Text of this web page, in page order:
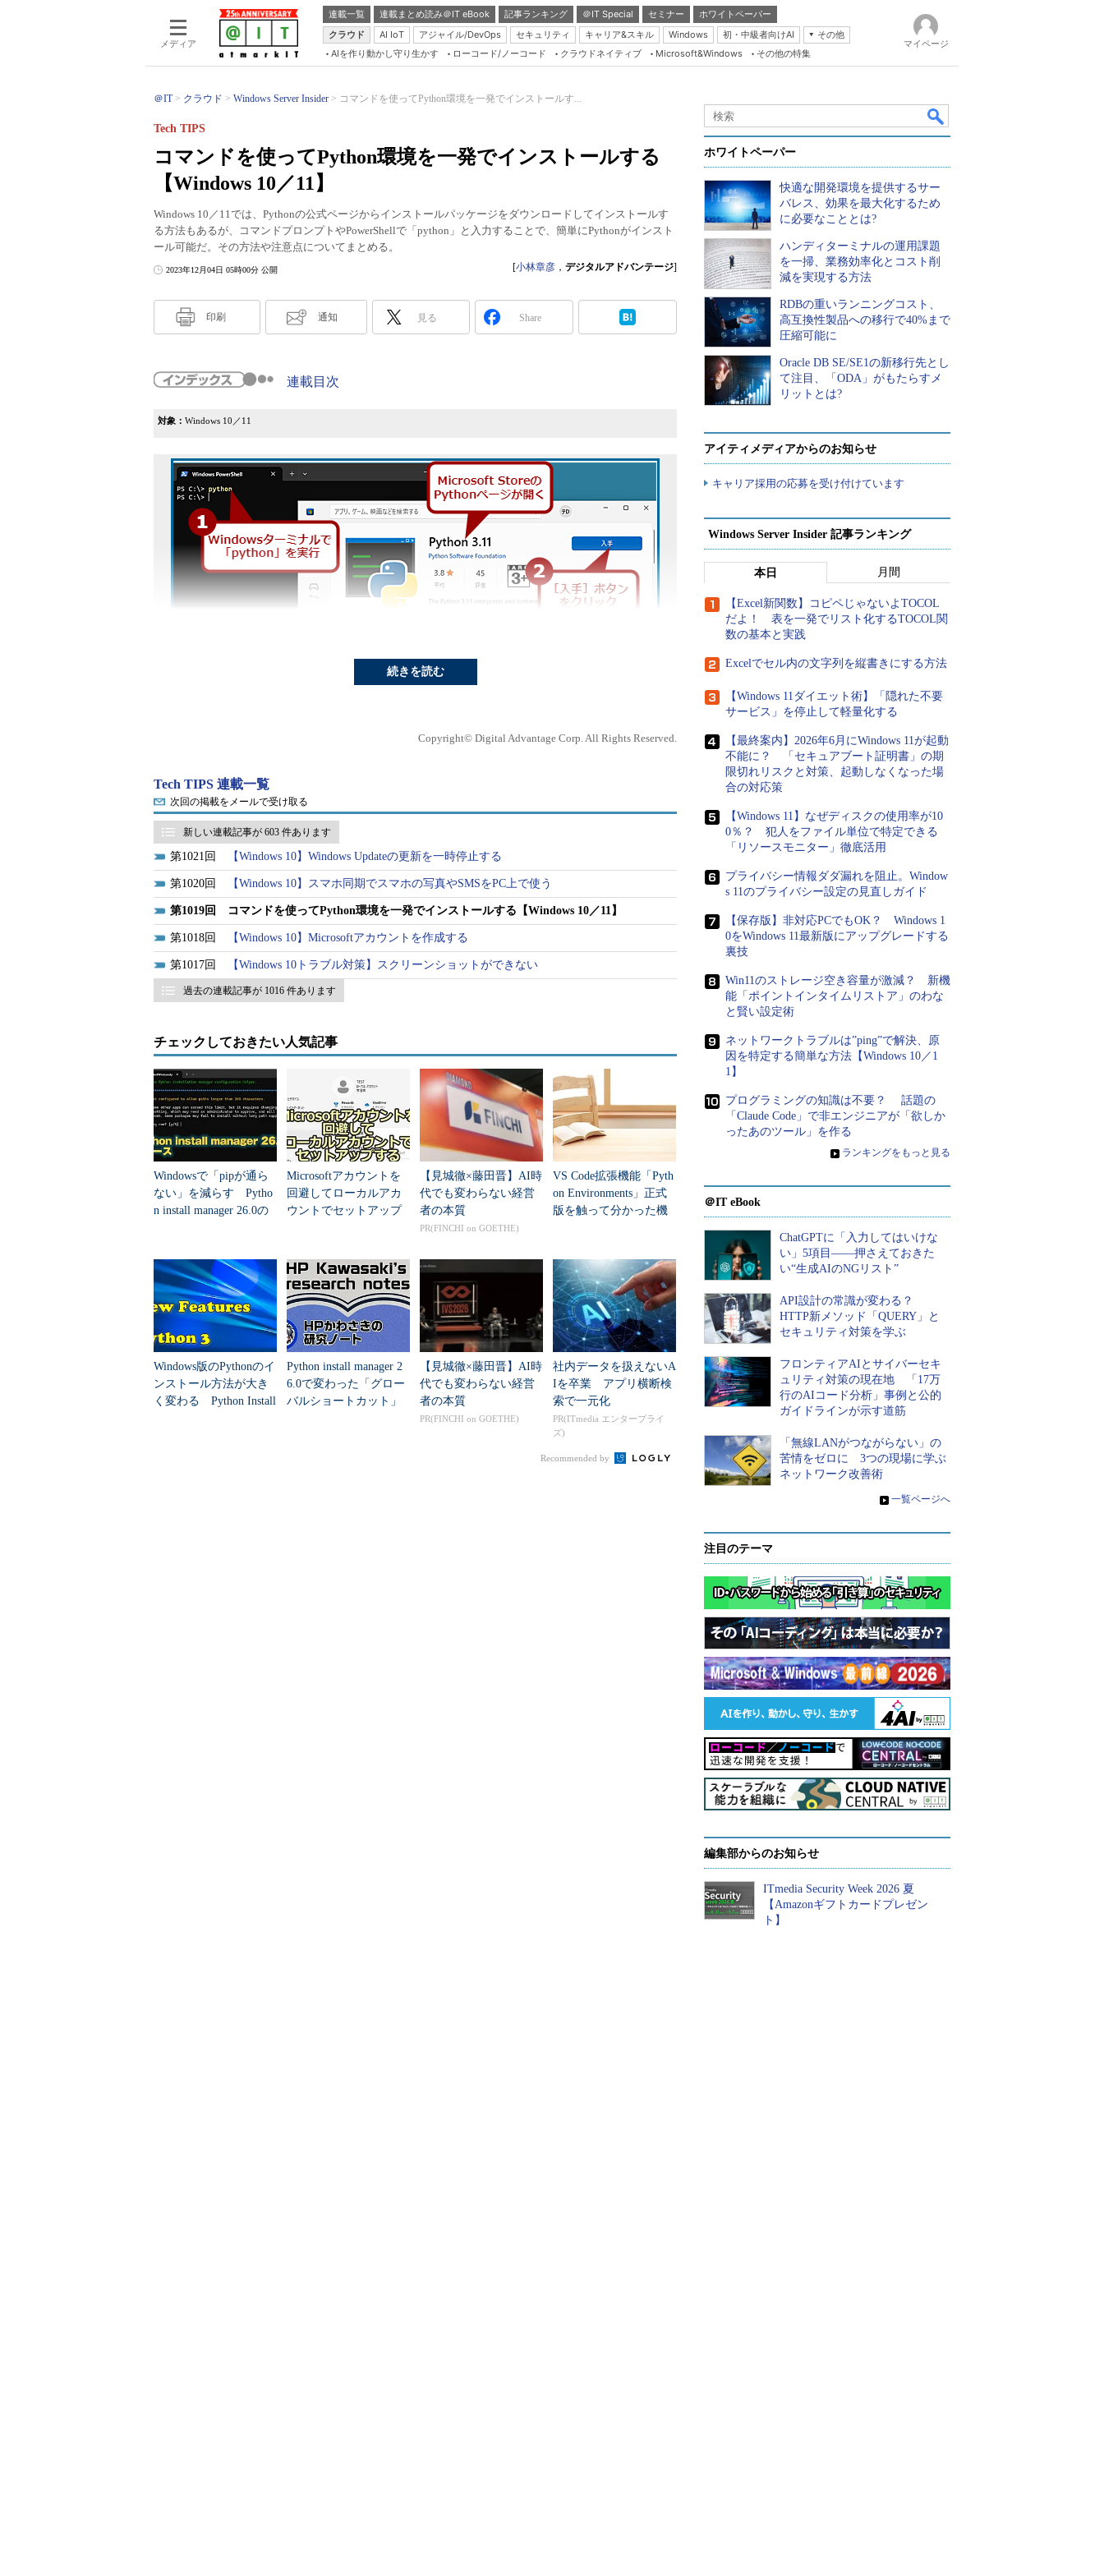
メディア
連載一覧 連載まとめ読み＠IT eBook 記事ランキング ＠IT Special セミナー
ホワイトペーパー
クラウド
AI IoT アジャイル/DevOps セキュリティ キャリア&スキル Windows 初・中級者向けAI
その他
Server & Storage
Java Agile
Database Expert
Linux ＆ OSS
Master of IP Network
Security & Trust
Test & Tools
AIを作り動かし守り生かす ローコード/ノーコード クラウドネイティブ Microsoft&Windows その他の特集
マイページ
＠IT クラウド Windows Server Insider コマンドを使ってPython環境を一発でインストールす...
コマンドを使ってPython環境を一発でインストールする
【Windows 10／11】
Tech TIPS
Windows 10／11では、Pythonの公式ページからインストールパッケージをダウンロードしてインストールす
る方法もあるが、コマンドプロンプトやPowerShellで「python」と入力することで、簡単にPythonがインスト
ール可能だ。その方法や注意点についてまとめる。
2023年12月04日 05時00分 公開 [小林章彦 ， デジタルアドバンテージ]
印刷 通知 見る Share
連載目次
対象： Windows 10／11
Windows 10／11では、Windowsターミナル（コマンドプロンプトやPowerShell）で「python」コマンドを実行す
ることで、Python環境のインストールが可能だ。ただし、通常のインストールパッケージを使ってインストー
ルする方法とは異なる点もあるので注意が必要だ。
目次
Pythonをコマンドでインストールする
Pythonのダウンロードページからインストールする方法
人工知能（AI）開発で広く使われていることからプログラミング言語の「Python（パ
イソン）」の人気が高まっている。Pythonがどのようなプログラミング言語なのかについ
るMicrosoftも、その人気にあやかってか、Windows 10／11でPythonを簡単にインストール
する機能をサポートしている。インストールパッケージをダウンロードしてインストー
ルするよりも手軽ではあるものの、幾つか制限もあるので注意点についてもまとめてみ
た。
Pythonをコマンドでインストールする
Windowsターミナルか、コマンドプロンプトやPowerShellを開き、「python」と入力す
ルされている場合はPythonのプロンプトに切り替わる）。
インストールしたい場合は、この画面で［入手］ボタンをクリックすると、インスト
ールパッケージのダウンロードならびにインストールが行われる。なお、インストール
に際して、管理者権限は必要なく、標準ユーザーであっても構わない。
通常のPythonのインストールと同様、IDLE（統合開発環境）も同時にインストールさ
Pythonのインストール後、Windowsターミナルで「python」と入力して、実行すると、
続きを読む
Copyright© Digital Advantage Corp. All Rights Reserved.
Tech TIPS 連載一覧
次回の掲載をメールで受け取る
新しい連載記事が 603 件あります
1021 【Windows 10】Windows Updateの更新を一時停止する
1020 【Windows 10】スマホ同期でスマホの写真やSMSをPC上で使う
1019 コマンドを使ってPython環境を一発でインストールする【Windows 10／11】
1018 【Windows 10】Microsoftアカウントを作成する
1017 【Windows 10トラブル対策】スクリーンショットができない
過去の連載記事が 1016 件あります
チェックしておきたい人気記事
Windowsで「pipが通ら
ない」を減らす Pytho
n install manager 26.0の
Microsoftアカウントを
回避してローカルアカ
ウントでセットアップ
【見城徹×藤田晋】AI時
代でも変わらない経営
者の本質
PR(FINCHI on GOETHE)
VS Code拡張機能「Pyth
on Environments」正式
版を触って分かった機
Windows版のPythonのイ
ンストール方法が大き
く変わる Python Install
Python install manager 2
6.0で変わった「グロー
バルショートカット」
【見城徹×藤田晋】AI時
代でも変わらない経営
者の本質
PR(FINCHI on GOETHE)
社内データを扱えないA
Iを卒業 アプリ横断検
索で一元化
PR(ITmedia エンタープライ
ズ)
Recommended by
ホワイトペーパー
快適な開発環境を提供するサー
バレス、効果を最大化するため
に必要なこととは?
ハンディターミナルの運用課題
を一掃、業務効率化とコスト削
減を実現する方法
RDBの重いランニングコスト、
高互換性製品への移行で40%まで
圧縮可能に
Oracle DB SE/SE1の新移行先とし
て注目、「ODA」がもたらすメ
リットとは?
アイティメディアからのお知らせ
キャリア採用の応募を受け付けています
Windows Server Insider 記事ランキング
本日 月間
【Excel新関数】コピペじゃないよTOCOL
だよ！ 表を一発でリスト化するTOCOL関
数の基本と実践
Excelでセル内の文字列を縦書きにする方法
【Windows 11ダイエット術】「隠れた不要
サービス」を停止して軽量化する
【最終案内】2026年6月にWindows 11が起動
不能に？ 「セキュアブート証明書」の期
限切れリスクと対策、起動しなくなった場
合の対応策
【Windows 11】なぜディスクの使用率が10
0％？ 犯人をファイル単位で特定できる
「リソースモニター」徹底活用
プライバシー情報ダダ漏れを阻止。Window
s 11のプライバシー設定の見直しガイド
【保存版】非対応PCでもOK？ Windows 1
0をWindows 11最新版にアップグレードする
裏技
Win11のストレージ空き容量が激減？ 新機
能「ポイントインタイムリストア」のわな
と賢い設定術
ネットワークトラブルは”ping”で解決、原
因を特定する簡単な方法【Windows 10／1
1】
プログラミングの知識は不要？ 話題の
「Claude Code」で非エンジニアが「欲しか
ったあのツール」を作る
» ランキングをもっと見る
＠IT eBook
ChatGPTに「入力してはいけな
い」5項目――押さえておきた
い“生成AIのNGリスト”
API設計の常識が変わる？
HTTP新メソッド「QUERY」と
セキュリティ対策を学ぶ
フロンティアAIとサイバーセキ
ュリティ対策の現在地 「17万
行のAIコード分析」事例と公的
ガイドラインが示す道筋
「無線LANがつながらない」の
苦情をゼロに 3つの現場に学ぶ
ネットワーク改善術
» 一覧ページへ
注目のテーマ
編集部からのお知らせ
ITmedia Security Week 2026 夏
【Amazonギフトカードプレゼン
ト】